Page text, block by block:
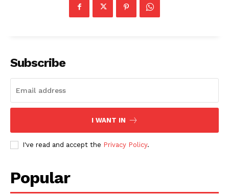
Subscribe
I WANT IN
I've read and accept the Privacy Policy.
Popular